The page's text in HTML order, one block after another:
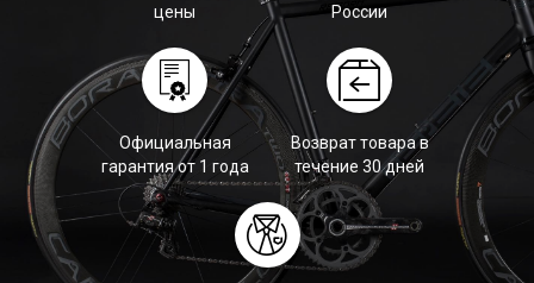
цены
России
Официальная
гарантия от 1 года
Возврат товара в
течение 30 дней